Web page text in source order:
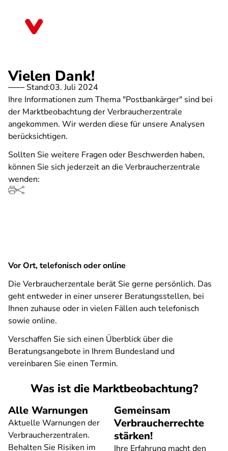
Vielen Dank!
Stand:03. Juli 2024
Ihre Informationen zum Thema "Postbankärger" sind bei
der Marktbeobachtung der Verbraucherzentrale
angekommen. Wir werden diese für unsere Analysen
berücksichtigen.
Sollten Sie weitere Fragen oder Beschwerden haben,
können Sie sich jederzeit an die Verbraucherzentrale
wenden:
Vor Ort, telefonisch oder online
Die Verbraucherzentale berät Sie gerne persönlich. Das
geht entweder in einer unserer Beratungsstellen, bei
Ihnen zuhause oder in vielen Fällen auch telefonisch
sowie online.
Verschaffen Sie sich einen Überblick über die
Beratungsangebote in Ihrem Bundesland und
vereinbaren Sie einen Termin.
Was ist die Marktbeobachtung?
Alle Warnungen
Aktuelle Warnungen der
Verbraucherzentralen.
Behalten Sie Risiken im
Gemeinsam
Verbraucherrechte
stärken!
Ihre Erfahrung macht den